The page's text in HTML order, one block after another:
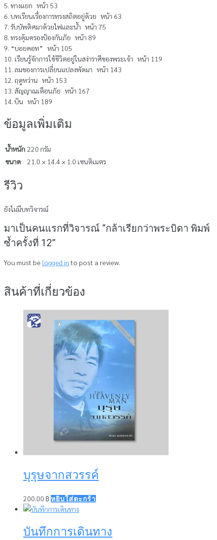
5. ทางแยก หน้า 53
6. บทเรียนเรื่องการทรงสถิตอยู่ด้วย หน้า 63
7. รับบัพติศมาด้วยไฟและน้ำ หน้า 75
8. ทรงคุ้มครองป้องกันภัย หน้า 89
9. “บอยคอท” หน้า 105
10. เรียนรู้จักการใช้ชีวิตอยู่ในสง่าราศีของพระเจ้า หน้า 119
11. ลมของการเปลี่ยนแปลงพัดมา หน้า 143
12. ฤดูหว่าน หน้า 153
13. สัญญาณเตือนภัย หน้า 167
14. บิน หน้า 189
ข้อมูลเพิ่มเติม
น้ำหนัก 220 กรัม
ขนาด
21.0 × 14.4 × 1.0 เซนติเมตร
รีวิว
ยังไม่มีบทวิจารณ์
มาเป็นคนแรกที่วิจารณ์ “กล้าเรียกว่าพระบิดา พิมพ์
ซ้ำครั้งที่ 12”
You must be logged into post a review.
สินค้าที่เกี่ยวข้อง
บุรุษจากสวรรค์
200.00 ฿ หยิบใส่ตะกร้า
บันทึกการเดินทาง